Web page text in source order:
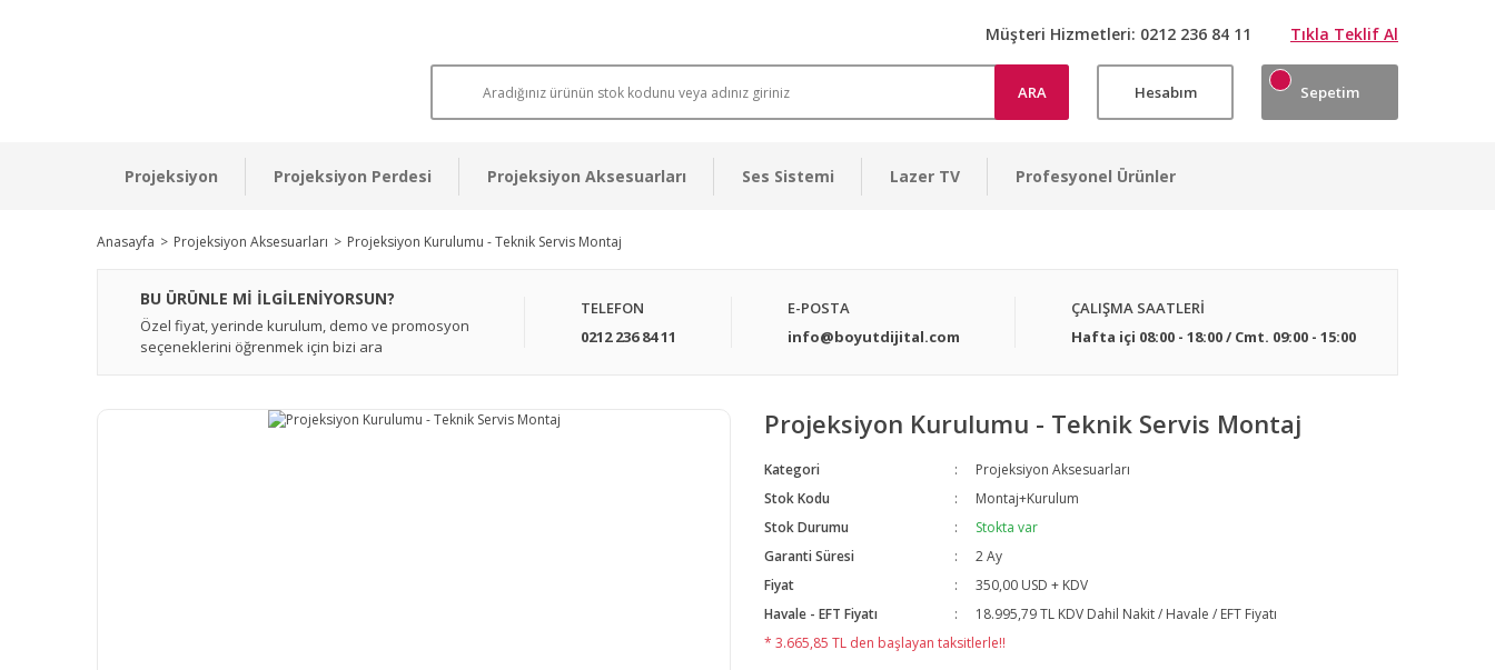
Müşteri Hizmetleri: 0212 236 84 11 Tıkla Teklif Al
ARA Hesabım Sepetim
Projeksiyon Projeksiyon Perdesi Projeksiyon Aksesuarları Ses Sistemi Lazer TV Profesyonel Ürünler
Anasayfa Projeksiyon Aksesuarları Projeksiyon Kurulumu - Teknik Servis Montaj
BU ÜRÜNLE Mİ İLGİLENİYORSUN?
Özel fiyat, yerinde kurulum, demo ve promosyon
seçeneklerini öğrenmek için bizi ara
TELEFON
0212 236 84 11
E-POSTA
info@boyutdijital.com
ÇALIŞMA SAATLERİ
Hafta içi 08:00 - 18:00 / Cmt. 09:00 - 15:00
Projeksiyon Kurulumu - Teknik Servis Montaj
Kategori
Projeksiyon Aksesuarları
Stok Kodu
Montaj+Kurulum
Stok Durumu
Stokta var
Garanti Süresi
2 Ay
Fiyat
350,00 USD + KDV
Havale - EFT Fiyatı
18.995,79 TL KDV Dahil Nakit / Havale / EFT Fiyatı
* 3.665,85 TL den başlayan taksitlerle!!